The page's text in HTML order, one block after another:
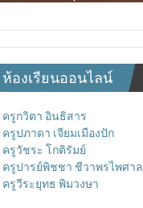
ห้องเรียนออนไลน์
ครูกวิตา อินธิสาร
ครูปภาดา เจียมเมืองปัก
ครูวัชระ โกติรัมย์
ครูปารย์พิชชา ชีวาพรไพศาล
ครูวีระยุทธ พิมวงษา